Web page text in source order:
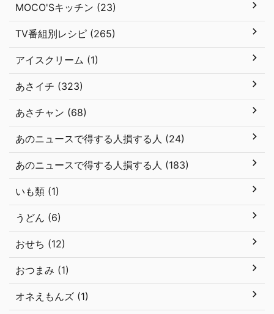
MOCO'Sキッチン (23)
TV番組別レシピ (265)
アイスクリーム (1)
あさイチ (323)
あさチャン (68)
あのニュースで得する人損する人 (24)
あのニュースで得する人損する人 (183)
いも類 (1)
うどん (6)
おせち (12)
おつまみ (1)
オネえもんズ (1)